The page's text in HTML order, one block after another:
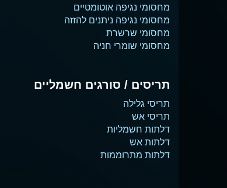
מחסומי נגיפה אוטומטיים
מחסומי נגיפה ניתנים להזזה
מחסומי שרשרת
מחסומי שומרי חניה
תריסים / סורגים חשמליים
תריסי גלילה
תריסי אש
דלתות חשמליות
דלתות אש
דלתות מתרוממות